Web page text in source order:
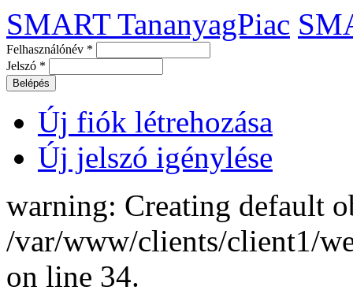
SMART TananyagPiac
Felhasználónév *
Jelszó *
Új fiók létrehozása
Új jelszó igénylése
warning: Creating default
/var/www/clients/client1/
on line 34.